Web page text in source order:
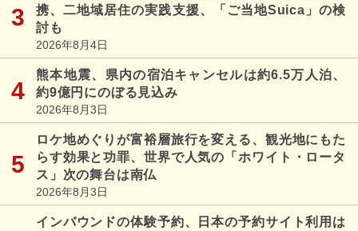
携、二地域居住の実践支援、「ご当地Suica」の検
討も
2026年8月4日
熊本地震、県内の宿泊キャンセルは約6.5万人泊、
約9億円にのぼる見込み
2026年8月3日
ロケ地めぐりが富裕層旅行を変える、観光地にもた
らす効果と功罪、世界で人気の「ホワイト・ロータ
ス」次の舞台は南仏
2026年8月3日
インバウンドの体験予約、日本の予約サイト利用は